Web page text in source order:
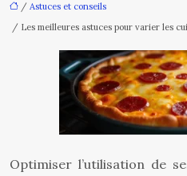
/ Astuces et conseils
/ Les meilleures astuces pour varier les
Optimiser l’utilisation de